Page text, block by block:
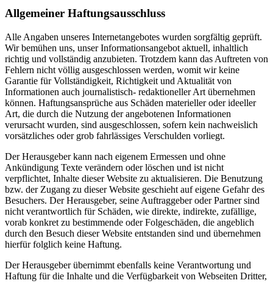
Allgemeiner Haftungsausschluss
Alle Angaben unseres Internetangebotes wurden sorgfältig geprüft.
Wir bemühen uns, unser Informationsangebot aktuell, inhaltlich
richtig und vollständig anzubieten. Trotzdem kann das Auftreten von
Fehlern nicht völlig ausgeschlossen werden, womit wir keine
Garantie für Vollständigkeit, Richtigkeit und Aktualität von
Informationen auch journalistisch- redaktioneller Art übernehmen
können. Haftungsansprüche aus Schäden materieller oder ideeller
Art, die durch die Nutzung der angebotenen Informationen
verursacht wurden, sind ausgeschlossen, sofern kein nachweislich
vorsätzliches oder grob fahrlässiges Verschulden vorliegt.
Der Herausgeber kann nach eigenem Ermessen und ohne
Ankündigung Texte verändern oder löschen und ist nicht
verpflichtet, Inhalte dieser Website zu aktualisieren. Die Benutzung
bzw. der Zugang zu dieser Website geschieht auf eigene Gefahr des
Besuchers. Der Herausgeber, seine Auftraggeber oder Partner sind
nicht verantwortlich für Schäden, wie direkte, indirekte, zufällige,
vorab konkret zu bestimmende oder Folgeschäden, die angeblich
durch den Besuch dieser Website entstanden sind und übernehmen
hierfür folglich keine Haftung.
Der Herausgeber übernimmt ebenfalls keine Verantwortung und
Haftung für die Inhalte und die Verfügbarkeit von Webseiten Dritter,